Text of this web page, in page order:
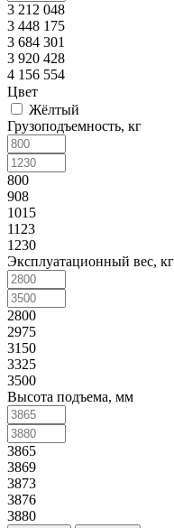
3 212 048
3 448 175
3 684 301
3 920 428
4 156 554
Цвет
Жёлтый
Грузоподъемность, кг
800
908
1015
1123
1230
Эксплуатационный вес, кг
2800
2975
3150
3325
3500
Высота подъема, мм
3865
3869
3873
3876
3880